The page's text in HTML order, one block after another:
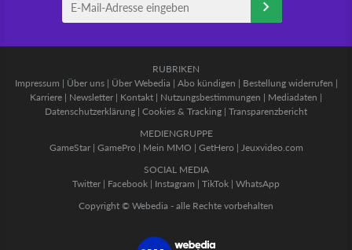
RUBRIKEN
Impressum | Über uns| Über Webedia | Abo kündigen | Bestellung widerrufen |
Karriere | Newsletter | Kontakt | Nutzungsbestimmungen | Mediadaten |
Datenschutzerklärung | Cookies & Tracking | Transparenzbericht
MEDIENGRUPPE
GameStar| GamePro | Mein MMO | GetHero | Jeuxvideo.com
SOCIAL MEDIA
Twitter | Facebook | Instagram | TikTok | WhatsApp
Copyright © Webedia - alle Rechte vorbehalten